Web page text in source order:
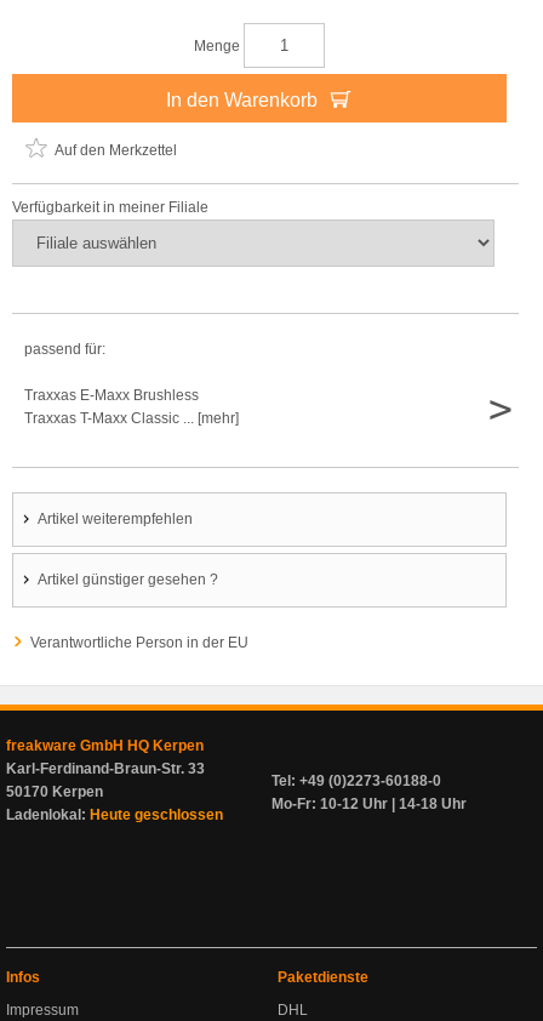
Menge
In den Warenkorb
Auf den Merkzettel
Verfügbarkeit in meiner Filiale
passend für:
Traxxas E-Maxx Brushless
Traxxas T-Maxx Classic ... [mehr]
>
Artikel weiterempfehlen
Artikel günstiger gesehen ?
Verantwortliche Person in der EU
freakware GmbH HQ Kerpen
Karl-Ferdinand-Braun-Str. 33
50170 Kerpen
Ladenlokal: Heute geschlossen
Tel: +49 (0)2273-60188-0
Mo-Fr: 10-12 Uhr | 14-18 Uhr
Infos
Impressum
Paketdienste
DHL